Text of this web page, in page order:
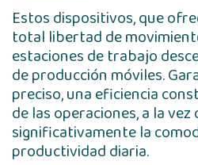
Estos dispositivos, que
total libertad de
estaciones de trabajo
de producción móviles.
preciso, una eficiencia
de las operaciones, a la
significativamente la
productividad diaria.